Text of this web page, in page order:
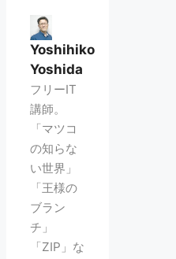
Yoshihiko
Yoshida
フリーIT
講師。
「マツコ
の知らな
い世界」
「王様の
ブラン
チ」
「ZIP」な